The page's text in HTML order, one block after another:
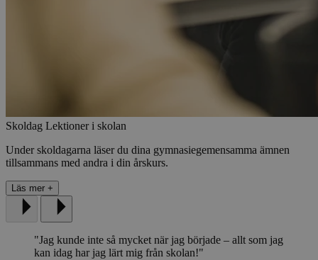
Skoldag Lektioner i skolan
Under skoldagarna läser du dina gymnasiegemensamma ämnen
tillsammans med andra i din årskurs.
Läs mer +
"Jag kunde inte så mycket när jag började – allt som jag
kan idag har jag lärt mig från skolan!"